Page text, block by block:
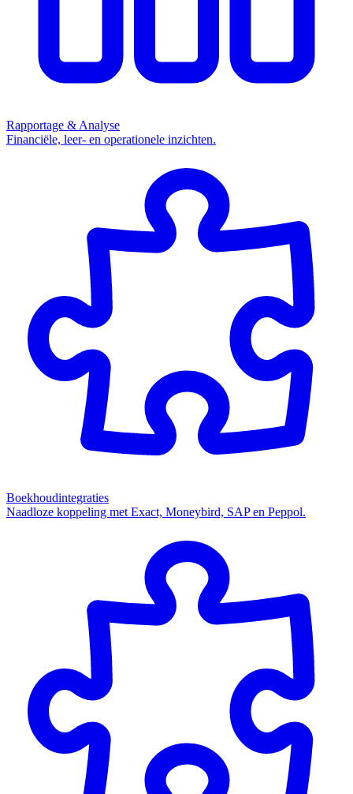
Rapportage & Analyse
Financiële, leer- en operationele inzichten.
Boekhoudintegraties
Naadloze koppeling met Exact, Moneybird, SAP en Peppol.